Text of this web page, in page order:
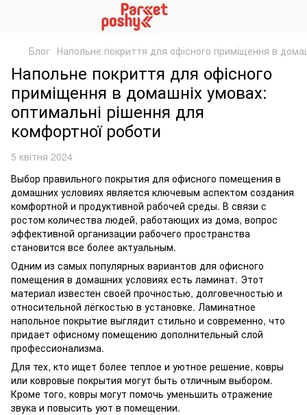
Блог Напольне покриття для офісного приміщення в
Напольне покриття для офісного
приміщення в домашніх умовах:
оптимальні рішення для
комфортної роботи
5 квітня 2024
Выбор правильного покрытия для офисного помещения в
домашних условиях является ключевым аспектом создания
комфортной и продуктивной рабочей среды. В связи с
ростом количества людей, работающих из дома, вопрос
эффективной организации рабочего пространства
становится все более актуальным.
Одним из самых популярных вариантов для офисного
помещения в домашних условиях есть ламинат. Этот
материал известен своей прочностью, долговечностью и
относительной лёгкостью в установке. Ламинатное
напольное покрытие выглядит стильно и современно, что
придает офисному помещению дополнительный слой
профессионализма.
Для тех, кто ищет более теплое и уютное решение, ковры
или ковровые покрытия могут быть отличным выбором.
Кроме того, ковры могут помочь уменьшить отражение
звука и повысить уют в помещении.